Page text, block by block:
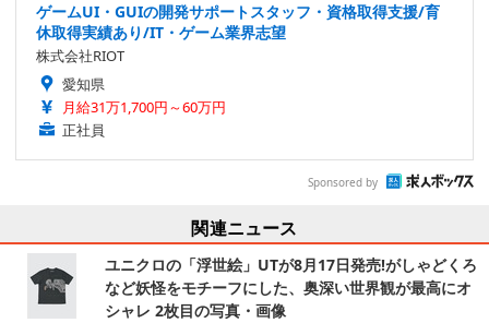
ゲームUI・GUIの開発サポートスタッフ・資格取得支援/育
休取得実績あり/IT・ゲーム業界志望
株式会社RIOT
愛知県
月給31万1,700円～60万円
正社員
Sponsored by
関連ニュース
ユニクロの「浮世絵」UTが8月17日発売!がしゃどくろ
など妖怪をモチーフにした、奥深い世界観が最高にオ
シャレ 2枚目の写真・画像